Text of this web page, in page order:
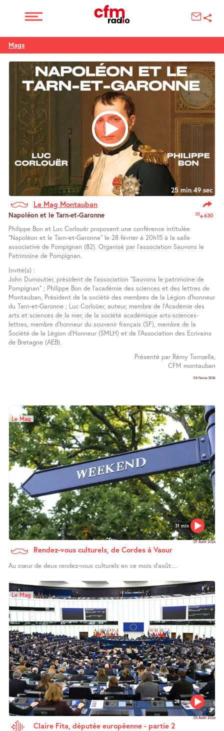
Mags
25 min 49 sec
Le Mag Montauban
630
Napoléon et le Tarn-et-Garonne
Philippe Bon et Luc Corlouër proposent une conférence intitulée
"Napoléon et le Tarn-et-Garonne" le 28 février à 20h15 à la salle
associative de Pompignan (82). Organisé par l’association Sauvons le
Patrimoine de Pompignan.
Invité(s) :
John Dumoutier, président de l’association "Sauvons le patrimoine de
Pompignan" ; Philippe Bon de l’académie des sciences et des lettres de
Montauban, Président de la société des membres de la Légion d’honneur
du Tarn-et-Garonne ; Luc Corloüer, auteur, membre de l’Académie des
arts et sciences de la mer, de la société académique arts-sciences-
lettres, membre d’honneur du souvenir français (SF), membre de la
Société de la Légion d’Honneur (SMLH) et de l’Association des Ecrivains
de Bretagne (AEB).
Présenté par Rémy Torroella,
CFM montauban
04 Février 2026
31 min
Le Mag
07 Août 2026
Rendez-vous culturels, de Cordes à Vaour
Au cœur de deux rendez-vous culturels en ce mois d’août....
28 min
Le Mag
03 Août 2026
Claire Fita, députée européenne - partie 2